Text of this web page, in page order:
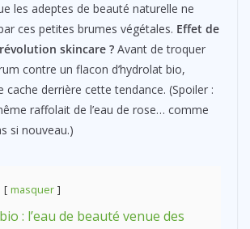
les adeptes de beauté naturelle ne
ces petites brumes végétales. Effet de
skincare ? Avant de troquer
contre un flacon d’hydrolat bio,
cache derrière cette tendance. (Spoiler :
raffolait de l’eau de rose… comme
si nouveau.)
masquer
: l’eau de beauté venue des